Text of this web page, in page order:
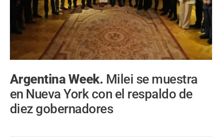
Argentina Week. Milei se muestra
en Nueva York con el respaldo de
diez gobernadores